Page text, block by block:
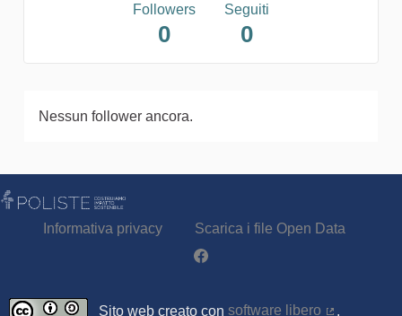
Followers
0
Seguiti
0
Nessun follower ancora.
Informativa privacy
Scarica i file Open Data
Partecipa - Poliste su Facebook
Sito web creato con software libero .